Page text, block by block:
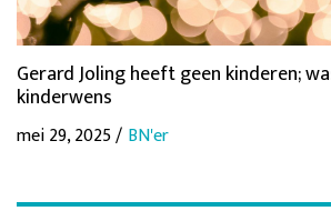
Gerard Joling heeft geen kinderen;
kinderwens
mei 29, 2025 / BN'er